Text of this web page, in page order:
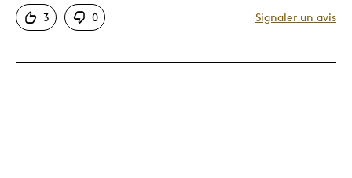
Comme D'habitude La Monna
Original
3 0 Signaler un avis